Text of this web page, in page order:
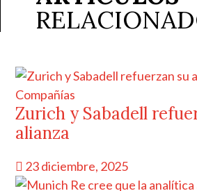
Compañías
Zurich y Sabadell
alianza
23 diciembre, 2025